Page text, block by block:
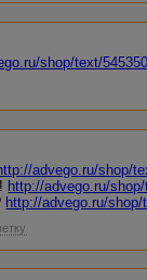
shop/text/
advego.ru/shop/
http://advego.ru/
http://advego.ru/